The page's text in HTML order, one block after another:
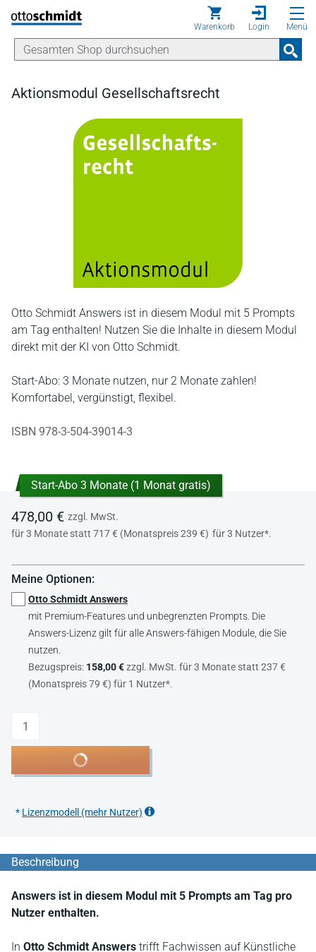
Direkt zum Inhalt
Warenkorb Login Menü
Aktionsmodul Gesellschaftsrecht
Otto Schmidt Answers ist in diesem Modul mit 5 Prompts
am Tag enthalten! Nutzen Sie die Inhalte in diesem Modul
direkt mit der KI von Otto Schmidt.
Start-Abo: 3 Monate nutzen, nur 2 Monate zahlen!
Komfortabel, vergünstigt, flexibel.
ISBN 978-3-504-39014-3
Start-Abo 3 Monate (1 Monat gratis)
478,00 € zzgl. MwSt.
für 3 Monate statt 717 € (Monatspreis 239 €) für 3 Nutzer*.
Meine Optionen:
Otto Schmidt Answers
mit Premium-Features und unbegrenzten Prompts. Die
Answers-Lizenz gilt für alle Answers-fähigen Module, die Sie
nutzen.
Bezugspreis: 158,00 €zzgl. MwSt. für 3 Monate statt 237 €
(Monatspreis 79 €) für 1 Nutzer*.
Anzahl
In den Warenkorb
* Lizenzmodell (mehr Nutzer)
Beschreibung
Answers ist in diesem Modul mit 5 Prompts am Tag pro
Nutzer enthalten.
In Otto Schmidt Answers trifft Fachwissen auf Künstliche